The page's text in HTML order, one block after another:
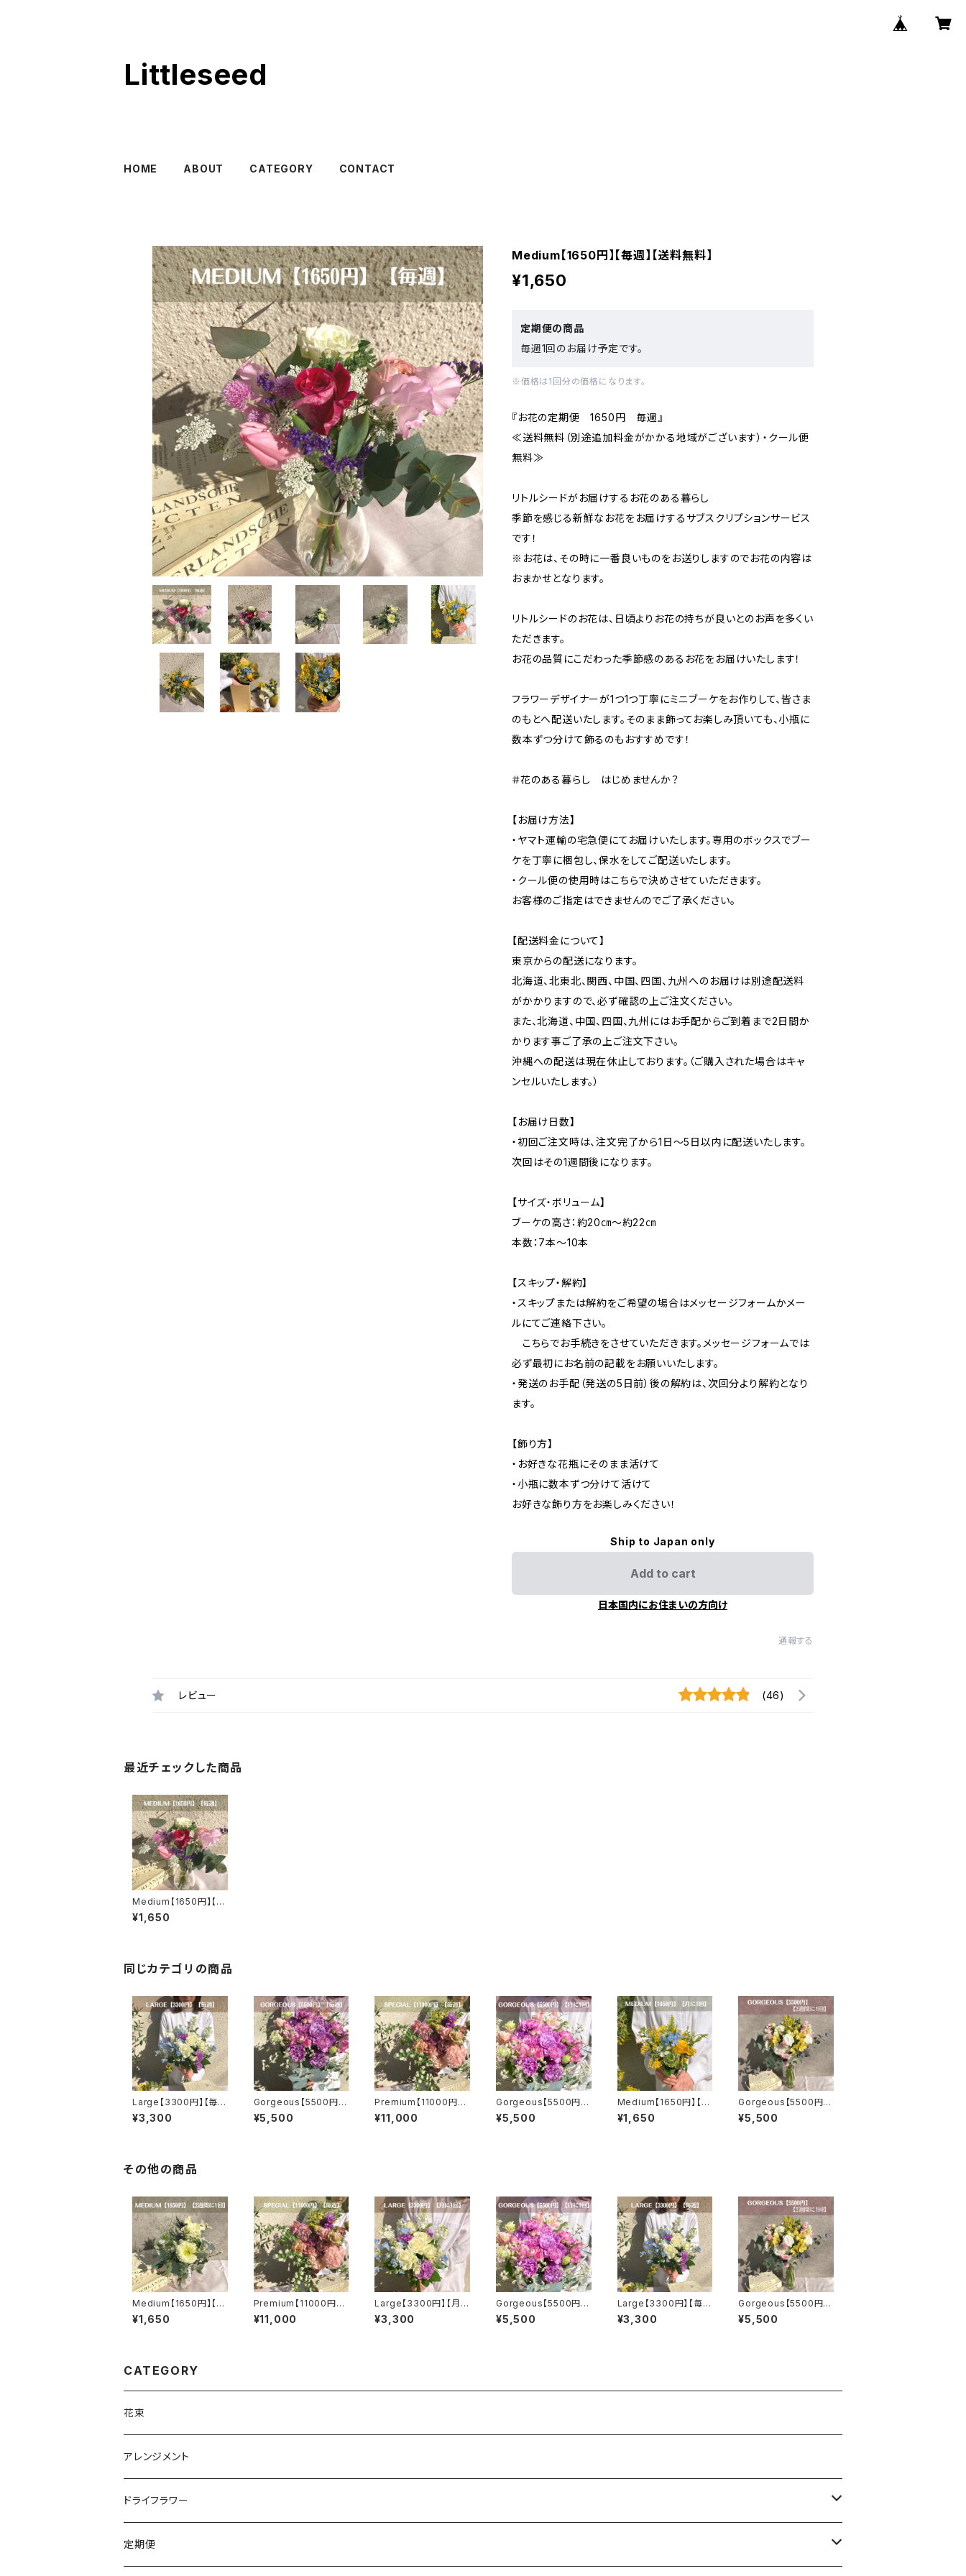
Littleseed
HOME ABOUT CATEGORY CONTACT
Medium【1650円】【毎週】【送料無料】
¥1,650
定期便の商品
毎週1回のお届け予定です。
※価格は1回分の価格になります。
『お花の定期便 1650円 毎週』
≪送料無料（別途追加料金がかかる地域がございます）・クール便
無料≫
リトルシードがお届けするお花のある暮らし
季節を感じる新鮮なお花をお届けするサブスクリプションサービス
です！
※お花は、その時に一番良いものをお送りしますのでお花の内容は
おまかせとなります。
リトルシードのお花は、日頃よりお花の持ちが良いとのお声を多くい
ただきます。
お花の品質にこだわった季節感のあるお花をお届けいたします！
フラワーデザイナーが1つ1つ丁寧にミニブーケをお作りして、皆さま
のもとへ配送いたします。そのまま飾ってお楽しみ頂いても、小瓶に
数本ずつ分けて飾るのもおすすめです！
＃花のある暮らし はじめませんか？
【お届け方法】
・ヤマト運輸の宅急便にてお届けいたします。専用のボックスでブー
ケを丁寧に梱包し、保水をしてご配送いたします。
・クール便の使用時はこちらで決めさせていただきます。
お客様のご指定はできませんのでご了承ください。
【配送料金について】
東京からの配送になります。
北海道、北東北、関西、中国、四国、九州へのお届けは別途配送料
がかかりますので、必ず確認の上ご注文ください。
また、北海道、中国、四国、九州にはお手配からご到着まで2日間か
かります事ご了承の上ご注文下さい。
沖縄への配送は現在休止しております。（ご購入された場合はキャ
ンセルいたします。）
【お届け日数】
・初回ご注文時は、注文完了から1日～5日以内に配送いたします。
次回はその1週間後になります。
【サイズ・ボリューム】
ブーケの高さ：約20㎝～約22㎝
本数：7本～10本
【スキップ・解約】
・スキップまたは解約をご希望の場合はメッセージフォームかメー
ルにてご連絡下さい。
こちらでお手続きをさせていただきます。メッセージフォームでは
必ず最初にお名前の記載をお願いいたします。
・発送のお手配（発送の5日前）後の解約は、次回分より解約となり
ます。
【飾り方】
・お好きな花瓶にそのまま活けて
・小瓶に数本ずつ分けて活けて
お好きな飾り方をお楽しみください！
Ship to Japan only
Add to cart
日本国内にお住まいの方向け
通報する
レビュー (46)
最近チェックした商品
Medium【1650円】【毎
週】【送料無料】
¥1,650
同じカテゴリの商品
Large【3300円】【毎
週】【送料無料】
¥3,300
Gorgeous【5500円】
【毎週】【選べるカラー】
【送料無料】
¥5,500
Premium【11000円】
【毎週】【選べるカラー】
【送料無料】
¥11,000
Gorgeous【5500円】
【月に1回】【選べるカラ
ー】【送料無料】
¥5,500
Medium【1650円】【月
に1回】【送料無料】
¥1,650
Gorgeous【5500円】
【2週間に1回】【選べる
カラー】【送料無料】
¥5,500
その他の商品
Medium【1650円】【2
週間に1回】【送料無料】
¥1,650
Premium【11000円】
【毎週】【選べるカラー】
【送料無料】
¥11,000
Large【3300円】【月に
1回】【送料無料】
¥3,300
Gorgeous【5500円】
【月に1回】【選べるカラ
ー】【送料無料】
¥5,500
Large【3300円】【毎
週】【送料無料】
¥3,300
Gorgeous【5500円】
【2週間に1回】【選べる
カラー】【送料無料】
¥5,500
CATEGORY
花束
アレンジメント
ドライフラワー
ウェディングブーケ・ブートニア
定期便